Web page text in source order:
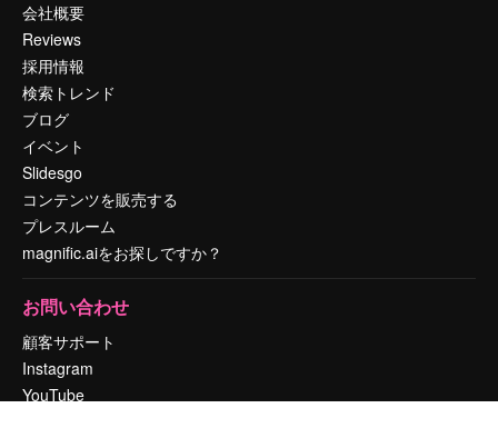
会社概要
Reviews
採用情報
検索トレンド
ブログ
イベント
Slidesgo
コンテンツを販売する
プレスルーム
magnific.aiをお探しですか？
お問い合わせ
顧客サポート
Instagram
YouTube